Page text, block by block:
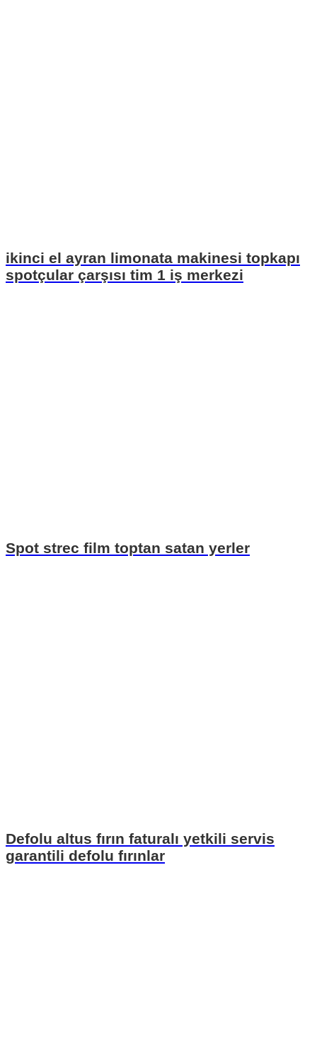
ikinci el ayran limonata makinesi topkapı
spotçular çarşısı tim 1 iş merkezi
Spot strec film toptan satan yerler
Defolu altus fırın faturalı yetkili servis
garantili defolu fırınlar